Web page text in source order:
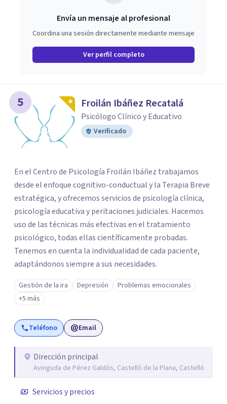
Envía un mensaje al profesional
Coordina una sesión directamente mediante mensaje
Ver perfil completo
5 Froilán Ibáñez Recatalá
Psicólogo Clínico y Educativo
Verificado
En el Centro de Psicología Froilán Ibáñez trabajamos
desde el enfoque cognitivo-conductual y la Terapia Breve
estratégica, y ofrecemos servicios de psicología clínica,
psicología educativa y peritaciones judiciales. Hacemos
uso de las técnicas más efectivas en el tratamiento
psicológico, todas ellas científicamente probadas.
Tenemos en cuenta la individualidad de cada paciente,
adaptándonos siempre a sus necesidades.
Gestión de la ira Depresión
Problemas emocionales
+5 más
Teléfono Email
Dirección principal
Avinguda de Pérez Galdós, Castelló de la Plana, Castelló
Servicios y precios